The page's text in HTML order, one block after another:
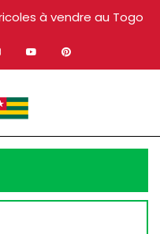
à vendre au Togo